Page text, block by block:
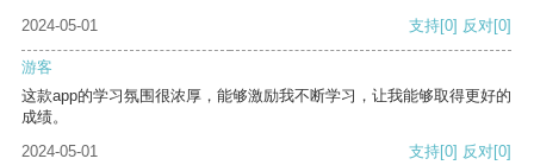
2024-05-01 支持[0] 反对[0]
游客
这款app的学习氛围很浓厚，能够激励我不断学习，让我能够取得更好的
成绩。
2024-05-01
支持[0] 反对[0]